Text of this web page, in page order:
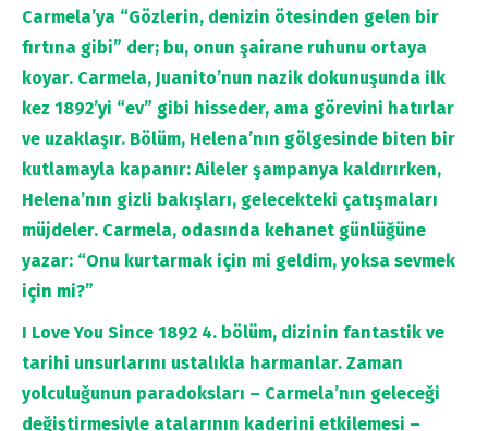
Carmela’ya “Gözlerin, denizin ötesinden gelen bir
fırtına gibi” der; bu, onun şairane ruhunu ortaya
koyar. Carmela, Juanito’nun nazik dokunuşunda ilk
kez 1892’yi “ev” gibi hisseder, ama görevini hatırlar
ve uzaklaşır. Bölüm, Helena’nın gölgesinde biten bir
kutlamayla kapanır: Aileler şampanya kaldırırken,
Helena’nın gizli bakışları, gelecekteki çatışmaları
müjdeler. Carmela, odasında kehanet günlüğüne
yazar: “Onu kurtarmak için mi geldim, yoksa sevmek
için mi?”
I Love You Since 1892 4. bölüm, dizinin fantastik ve
tarihi unsurlarını ustalıkla harmanlar. Zaman
yolculuğunun paradoksları – Carmela’nın geleceği
değiştirmesiyle atalarının kaderini etkilemesi –